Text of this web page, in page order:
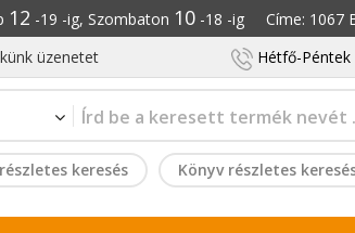
12 -19 -ig, Szombaton 10 -18 -ig Címe: 1067
üzenetet Hétfő-
keresés Könyv részletes